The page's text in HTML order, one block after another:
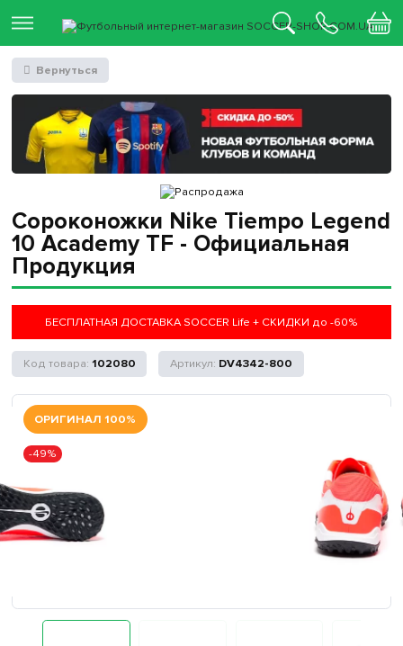
Сороконожки Nike Tiempo Legend
10 Academy TF - Официальная
Продукция
БЕСПЛАТНАЯ ДОСТАВКА SOCCER Life + СКИДКИ до -60%
102080 DV4342-800
ОРИГИНАЛ 100%
-49%
Вернуться